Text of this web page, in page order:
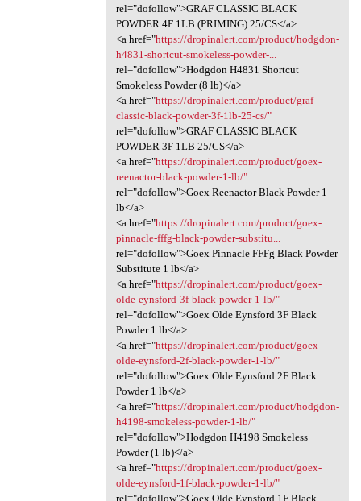
rel="dofollow">GRAF CLASSIC BLACK
POWDER 4F 1LB (PRIMING) 25/CS</a>
<a href="https://dropinalert.com/product/hodgdon-
h4831-shortcut-smokeless-powder-...
rel="dofollow">Hodgdon H4831 Shortcut
Smokeless Powder (8 lb)</a>
<a href="https://dropinalert.com/product/graf-
classic-black-powder-3f-1lb-25-cs/"
rel="dofollow">GRAF CLASSIC BLACK
POWDER 3F 1LB 25/CS</a>
<a href="https://dropinalert.com/product/goex-
reenactor-black-powder-1-lb/"
rel="dofollow">Goex Reenactor Black Powder 1
lb</a>
<a href="https://dropinalert.com/product/goex-
pinnacle-fffg-black-powder-substitu...
rel="dofollow">Goex Pinnacle FFFg Black Powder
Substitute 1 lb</a>
<a href="https://dropinalert.com/product/goex-
olde-eynsford-3f-black-powder-1-lb/"
rel="dofollow">Goex Olde Eynsford 3F Black
Powder 1 lb</a>
<a href="https://dropinalert.com/product/goex-
olde-eynsford-2f-black-powder-1-lb/"
rel="dofollow">Goex Olde Eynsford 2F Black
Powder 1 lb</a>
<a href="https://dropinalert.com/product/hodgdon-
h4198-smokeless-powder-1-lb/"
rel="dofollow">Hodgdon H4198 Smokeless
Powder (1 lb)</a>
<a href="https://dropinalert.com/product/goex-
olde-eynsford-1f-black-powder-1-lb/"
rel="dofollow">Goex Olde Eynsford 1F Black